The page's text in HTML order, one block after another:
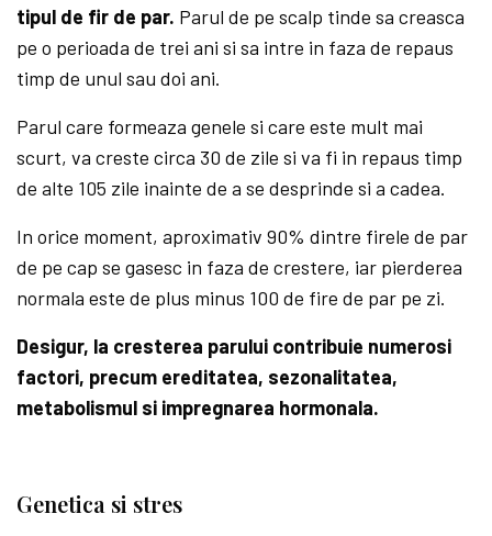
tipul de fir de par. Parul de pe scalp tinde sa creasca
pe o perioada de trei ani si sa intre in faza de repaus
timp de unul sau doi ani.
Parul care formeaza genele si care este mult mai
scurt, va creste circa 30 de zile si va fi in repaus timp
de alte 105 zile inainte de a se desprinde si a cadea.
In orice moment, aproximativ 90% dintre firele de par
de pe cap se gasesc in faza de crestere, iar pierderea
normala este de plus minus 100 de fire de par pe zi.
Desigur, la cresterea parului contribuie numerosi
factori, precum ereditatea, sezonalitatea,
metabolismul si impregnarea hormonala.
Genetica si stres